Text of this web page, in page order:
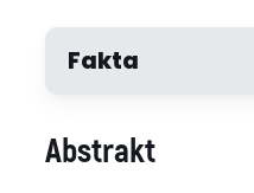
Fakta
Rizwan-Ul Huq
Abstrakt